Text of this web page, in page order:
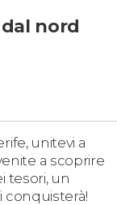
nord
unitevi a
a scoprire
tesori, un
conquisterà!